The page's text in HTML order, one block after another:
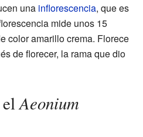
una inflorescencia, que es
mide unos 15
color amarillo crema. Florece
de florecer, la rama que dio
elAeonium